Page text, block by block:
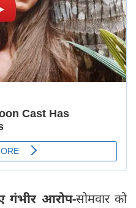
गंभीर आरोप-सोमवार को